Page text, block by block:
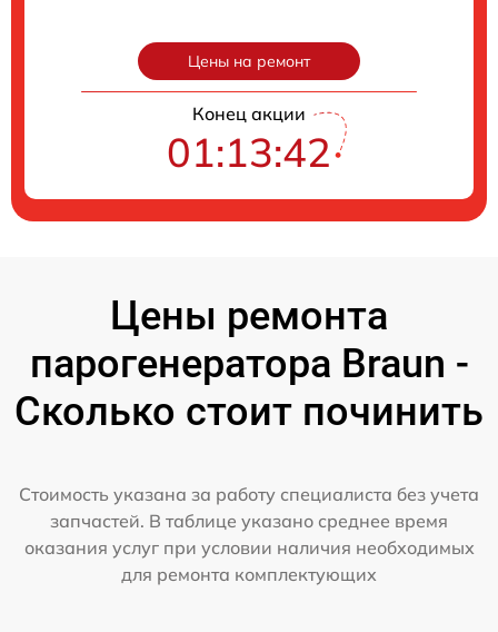
Цены на ремонт
Конец акции
01:13:41
Цены ремонта
парогенератора Braun -
Сколько стоит починить
Стоимость указана за работу специалиста без учета
запчастей. В таблице указано среднее время
оказания услуг при условии наличия необходимых
для ремонта комплектующих